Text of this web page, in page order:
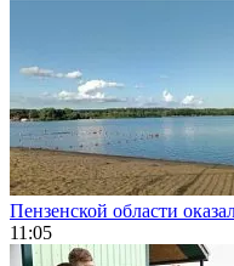
Пензенской области
11:05